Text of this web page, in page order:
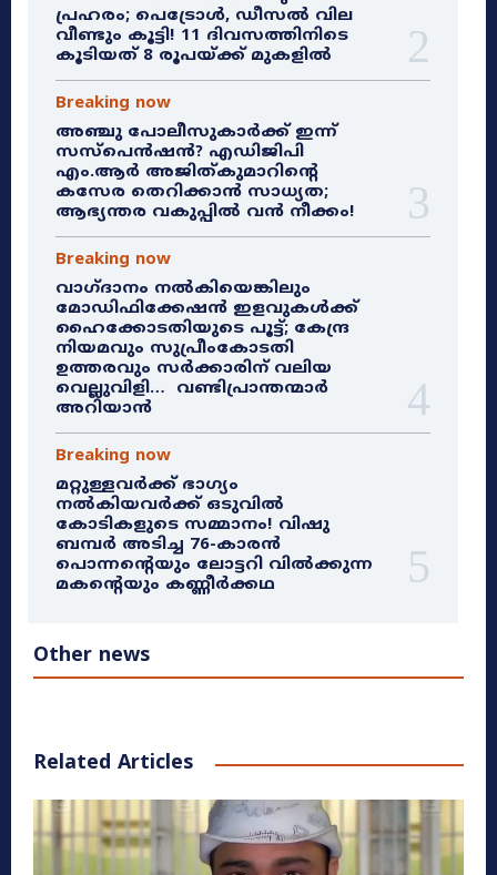
പ്രഹരം; പെട്രോൾ, ഡീസൽ വില
വീണ്ടും കൂട്ടി! 11 ദിവസത്തിനിടെ
കൂടിയത് 8 രൂപയ്ക്ക് മുകളിൽ
Breaking now
അഞ്ചു പോലീസുകാർക്ക് ഇന്ന്
സസ്‌പെൻഷൻ? എഡിജിപി
എം.ആർ അജിത്കുമാറിൻ്റെ
കസേര തെറിക്കാൻ സാധ്യത;
ആഭ്യന്തര വകുപ്പിൽ വൻ നീക്കം!
Breaking now
വാഗ്ദാനം നൽകിയെങ്കിലും
മോഡിഫിക്കേഷൻ ഇളവുകൾക്ക്
ഹൈക്കോടതിയുടെ പൂട്ട്; കേന്ദ്ര
നിയമവും സുപ്രീംകോടതി
ഉത്തരവും സർക്കാരിന് വലിയ
വെല്ലുവിളി… വണ്ടിപ്രാന്തന്മാർ
അറിയാൻ
Breaking now
മറ്റുള്ളവർക്ക് ഭാഗ്യം
നൽകിയവർക്ക് ഒടുവിൽ
കോടികളുടെ സമ്മാനം! വിഷു
ബമ്പർ അടിച്ച 76-കാരൻ
പൊന്നന്റെയും ലോട്ടറി വിൽക്കുന്ന
മകന്റെയും കണ്ണീർക്കഥ
Other news
Related Articles